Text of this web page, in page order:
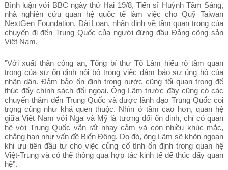
Bình luận với BBC ngày thứ Hai 19/8, Tiến sĩ Huỳnh Tâm Sáng,
nhà nghiên cứu quan hệ quốc tế làm việc cho Quỹ Taiwan
NextGen Foundation, Đài Loan, nhận định về tầm quan trọng của
chuyến đi đến Trung Quốc của người đứng đầu Đảng cộng sản
Việt Nam.
"Với xuất thân công an, Tổng bí thư Tô Lâm hiểu rõ tầm quan
trọng của sự ổn định nội bộ trong việc đảm bảo sự ủng hộ của
nhân dân. Đảm bảo ổn định trong nước cũng tối quan trọng để
thúc đẩy chính sách đối ngoại. Ông Lâm trước đây cũng có các
chuyến thăm đến Trung Quốc và được lãnh đạo Trung Quốc coi
trọng cũng như khá quen thuộc. Nhìn ở tầm cao hơn, quan hệ
giữa Việt Nam với Nga và Mỹ là tương đối ổn định, chỉ có quan
hệ với Trung Quốc vẫn rất nhạy cảm và còn nhiều khúc mắc,
chẳng hạn như vấn đề Biển Đông. Do đó, ông Lâm sẽ khôn ngoan
khi ưu tiên đầu tư cho việc củng cố tính ổn định trong quan hệ
Việt-Trung và có thể thông qua hợp tác kinh tế để thúc đẩy quan
hệ".